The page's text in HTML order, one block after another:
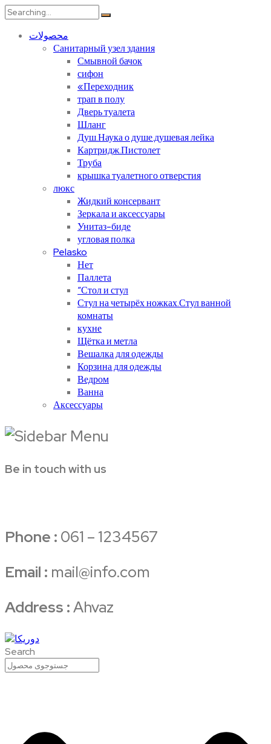
Search
محصولات
Санитарный узел здания
Смывной бачок
сифон
«Переходник
трап в полу
Дверь туалета
Шланг
Душ.Наука о душе.душевая лейка
Картридж.Пистолет
Труба
крышка туалетного отверстия
люкс
Жидкий консервант
Зеркала и аксессуары
Унитаз-биде
угловая полка
Pelasko
Нет
Паллета
“Стол и стул
Стул на четырёх ножках.Стул ванной
комнаты
кухне
Щётка и метла
Вешалка для одежды
Корзина для одежды
Ведром
Ванна
Аксессуары
Be in touch with us
Phone : 061 – 1234567
Email : mail@info.com
Address :Ahvaz
Search